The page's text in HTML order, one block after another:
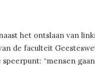
het ontslaan van
de faculteit
speerpunt: “mensen